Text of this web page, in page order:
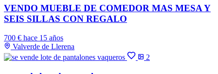
VENDO MUEBLE DE COMEDOR MAS MESA Y
SEIS SILLAS CON REGALO
700 € hace 15 años
Valverde de Llerena
2